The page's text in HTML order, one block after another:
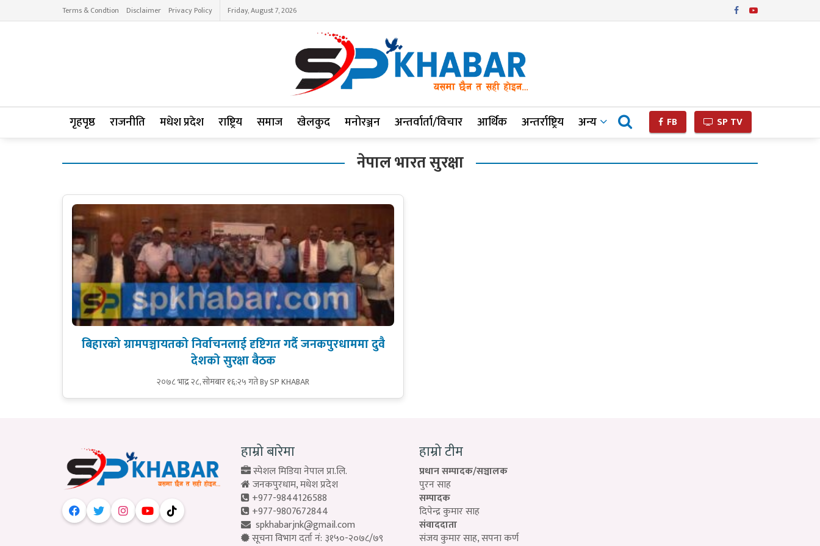
Terms & Condtion Disclaimer Privacy Policy Friday, August 7, 2026
गृहपृष्ठ राजनीति मधेश प्रदेश राष्ट्रिय समाज खेलकुद मनोरञ्जन अन्तर्वार्ता/विचार आर्थिक अन्तर्राष्ट्रिय अन्य FB SP TV
नेपाल भारत सुरक्षा
बिहारको ग्रामपञ्चायतको निर्वाचनलाई दृष्टिगत गर्दै जनकपुरधाममा दुवै
देशको सुरक्षा बैठक
२०७८ भाद्र २८, सोमबार १६:२५ गतेBy SP KHABAR
हाम्रो बारेमा
स्पेशल मिडिया नेपाल प्रा.लि.
जनकपुरधाम, मधेश प्रदेश
+977-9844126588
+977-9807672844
spkhabarjnk@gmail.com
सूचना विभाग दर्ता नं: ३१५०-२०७८/७९
हाम्रो टीम
प्रधान सम्पादक/सञ्चालक
पुरन साह
सम्पादक
दिपेन्द्र कुमार साह
संवाददाता
संजय कुमार साह, सपना कर्ण